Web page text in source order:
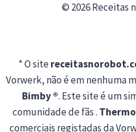
© 2026 Receitas
* O site
Vorwerk, não é em nenhuma
Bimby ®. Este site é um
comunidade de fãs .
comerciais registadas da